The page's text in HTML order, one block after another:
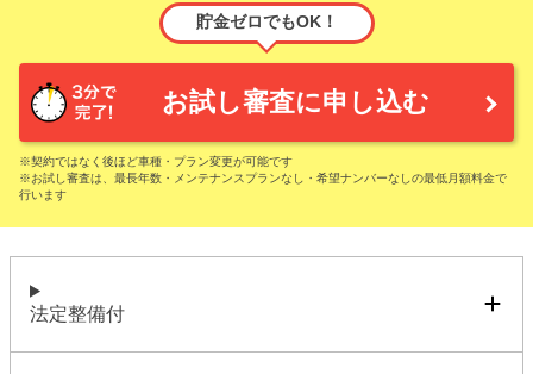
貯金ゼロでもOK！
お試し審査に申し込む
※契約ではなく後ほど車種・プラン変更が可能です
※お試し審査は、最長年数・メンテナンスプランなし・希望ナンバーなしの最低月額料金で
行います
法定整備付